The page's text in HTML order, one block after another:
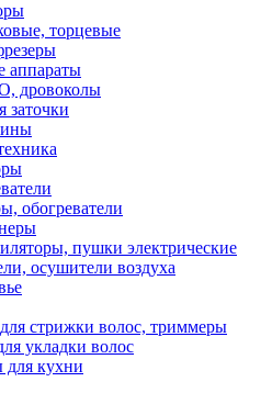
торцевые
аппараты
дровоколы
заточки
обогреватели
пушки электрические
осушители воздуха
стрижки волос, триммеры
укладки волос
для кухни